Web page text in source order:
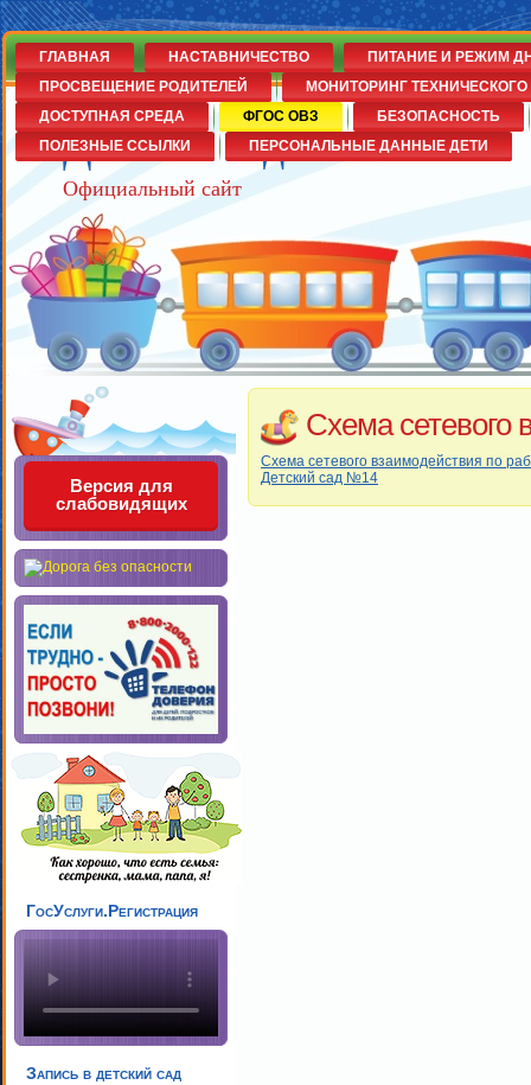
Детский сад№14
Официальный сайт
ГЛАВНАЯ НАСТАВНИЧЕСТВО
ПИТАНИЕ И РЕЖИМ
ПРОСВЕЩЕНИЕ РОДИТЕЛЕЙ
МОНИТОРИНГ
ДОСТУПНАЯ СРЕДА
ФГОС ОВЗ
БЕЗОПАСНОСТЬ
ПОЛЕЗНЫЕ ССЫЛКИ
ПЕРСОНАЛЬНЫЕ ДАННЫЕ ДЕТИ
Версия для
слабовидящих
ГосУслуги.Регистрация
Запись в детский сад
Схема сетевого
Схема сетевого взаимодействия по
Детский сад №14